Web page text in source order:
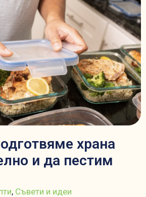
храна
и да пестим
, Съвети и идеи